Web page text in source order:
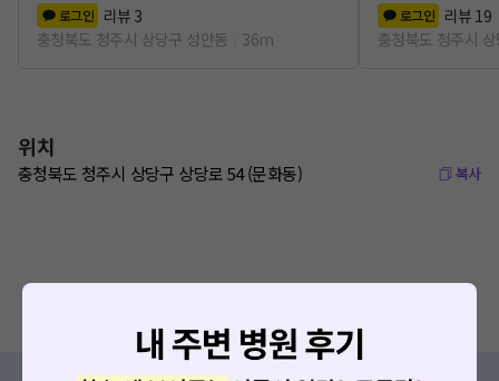
로그인 리뷰 3
충청북도 청주시 상당구 성안동
36m
로그인 리뷰 19
충청북도 청주시
위치
충청북도 청주시 상당구 상당로 54 (문화동) 복사